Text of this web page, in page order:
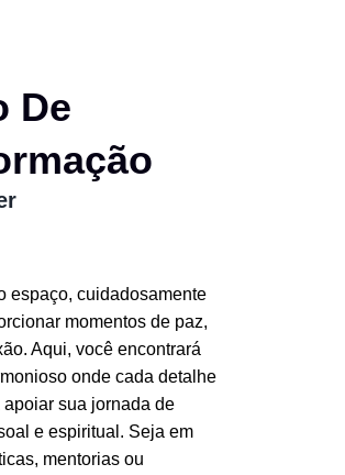
De
espaço, cuidadosamente
momentos de paz,
Aqui, você encontrará
onde cada detalhe
sua jornada de
e espiritual. Seja em
mentorias ou